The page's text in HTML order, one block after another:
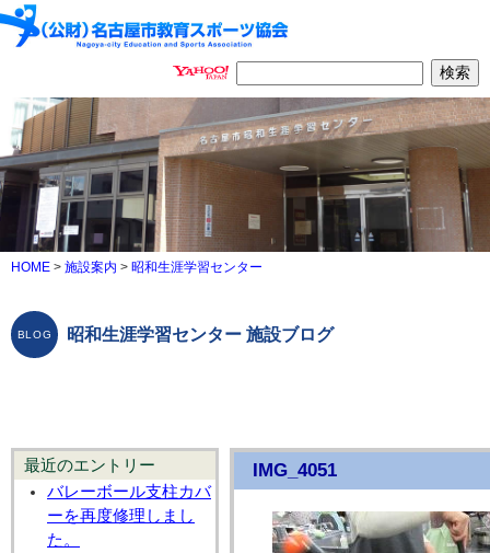
HOME > 施設案内 > 昭和生涯学習センター
昭和生涯学習センター 施設ブログ
最近のエントリー
バレーボール支柱カバ
ーを再度修理しまし
た。
IMG_4051